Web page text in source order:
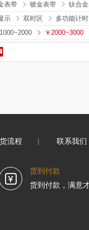
表带 镀金表带
钛合
示 双时区
多功能计时
￥2000~3000
流程 联系我们
货到付款
货到付款，满意